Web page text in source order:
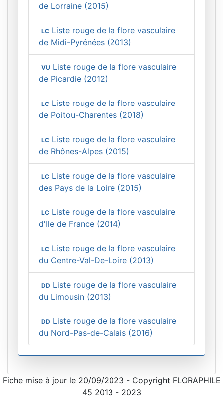
de Lorraine (2015)
LC Liste rouge de la flore vasculaire
de Midi-Pyrénées (2013)
VU Liste rouge de la flore vasculaire
de Picardie (2012)
LC Liste rouge de la flore vasculaire
de Poitou-Charentes (2018)
LC Liste rouge de la flore vasculaire
de Rhônes-Alpes (2015)
LC Liste rouge de la flore vasculaire
des Pays de la Loire (2015)
LC Liste rouge de la flore vasculaire
d'Ile de France (2014)
LC Liste rouge de la flore vasculaire
du Centre-Val-De-Loire (2013)
DD Liste rouge de la flore vasculaire
du Limousin (2013)
DD Liste rouge de la flore vasculaire
du Nord-Pas-de-Calais (2016)
Fiche mise à jour le 20/09/2023 - Copyright FLORAPHILE
45 2013 - 2023